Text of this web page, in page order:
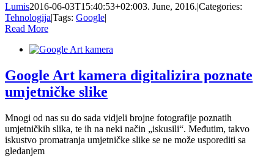
Lumis2016-06-03T15:40:53+02:003. June, 2016.|Categories:
Tehnologija|Tags: Google|
Read More
Google Art kamera digitalizira poznate
umjetničke slike
Mnogi od nas su do sada vidjeli brojne fotografije poznatih
umjetničkih slika, te ih na neki način „iskusili“. Međutim, takvo
iskustvo promatranja umjetničke slike se ne može usporediti sa
gledanjem